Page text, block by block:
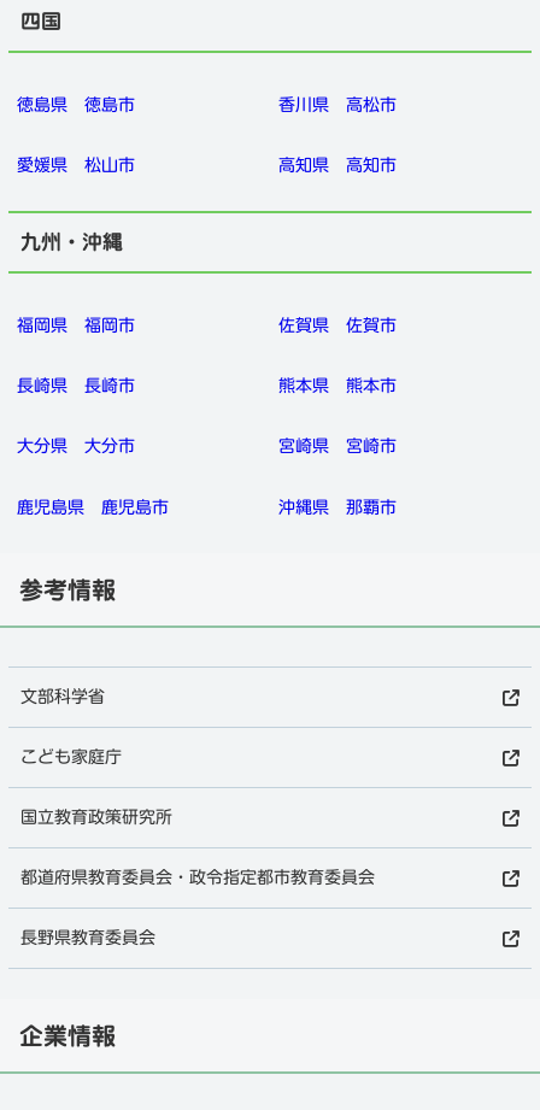
四国
徳島県 徳島市 香川県 高松市
愛媛県 松山市 高知県 高知市
九州・沖縄
福岡県 福岡市 佐賀県 佐賀市
長崎県 長崎市 熊本県 熊本市
大分県 大分市 宮崎県 宮崎市
鹿児島県 鹿児島市 沖縄県 那覇市
参考情報
文部科学省
こども家庭庁
国立教育政策研究所
都道府県教育委員会・政令指定都市教育委員会
長野県教育委員会
企業情報